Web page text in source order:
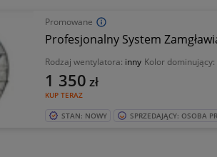
Promowane
Rodzaj wentylatora: inny Kolor dominujący:
KUP TERAZ
1 350 zł
STAN: NOWY SPRZEDAJĄCY: OSOBA